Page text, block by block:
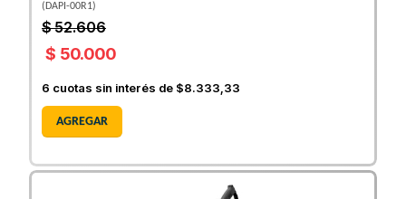
(DAPI-00R1)
$ 52.606
$ 50.000
6 cuotas sin interés de $8.333,33
AGREGAR